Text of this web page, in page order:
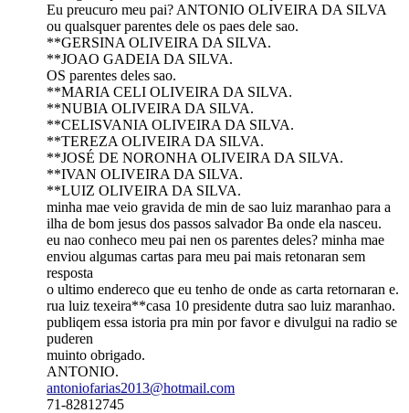
Eu preucuro meu pai? ANTONIO OLIVEIRA DA SILVA
ou qualsquer parentes dele os paes dele sao.
**GERSINA OLIVEIRA DA SILVA.
**JOAO GADEIA DA SILVA.
OS parentes deles sao.
**MARIA CELI OLIVEIRA DA SILVA.
**NUBIA OLIVEIRA DA SILVA.
**CELISVANIA OLIVEIRA DA SILVA.
**TEREZA OLIVEIRA DA SILVA.
**JOSÉ DE NORONHA OLIVEIRA DA SILVA.
**IVAN OLIVEIRA DA SILVA.
**LUIZ OLIVEIRA DA SILVA.
minha mae veio gravida de min de sao luiz maranhao para a
ilha de bom jesus dos passos salvador Ba onde ela nasceu.
eu nao conheco meu pai nen os parentes deles? minha mae
enviou algumas cartas para meu pai mais retonaran sem
resposta
o ultimo endereco que eu tenho de onde as carta retornaran e.
rua luiz texeira**casa 10 presidente dutra sao luiz maranhao.
publiqem essa istoria pra min por favor e divulgui na radio se
puderen
muinto obrigado.
ANTONIO.
antoniofarias2013@hotmail.com
71-82812745